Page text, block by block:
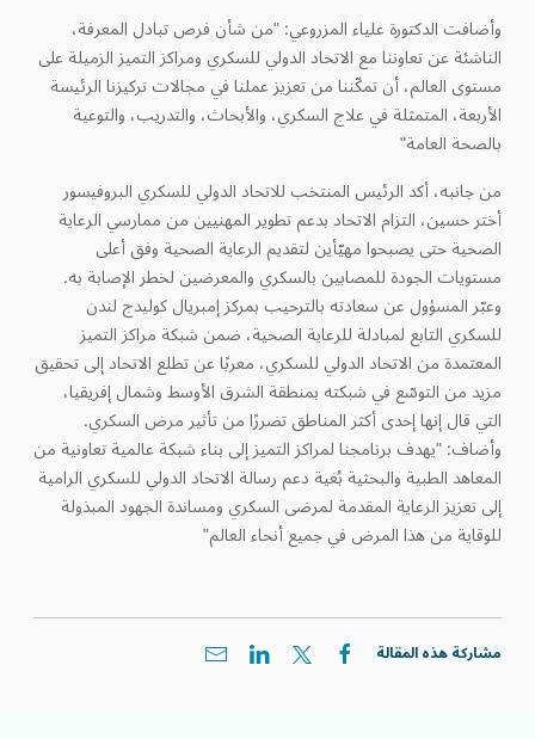
وأضافت الدكتورة علياء المزروعي: "من شأن فرص تبادل المعرفة،
الناشئة عن تعاوننا مع الاتحاد الدولي للسكري ومراكز التميز الزميلة على
مستوى العالم، أن تمكّننا من تعزيز عملنا في مجالات تركيزنا الرئيسة
الأربعة، المتمثلة في علاج السكري، والأبحاث، والتدريب، والتوعية
بالصحة العامة"
من جانبه، أكد الرئيس المنتخب للاتحاد الدولي للسكري البروفيسور
أختر حسين، التزام الاتحاد بدعم تطوير المهنيين من ممارسي الرعاية
الصحية حتى يصبحوا مهيّأين لتقديم الرعاية الصحية وفق أعلى
مستويات الجودة للمصابين بالسكري والمعرضين لخطر الإصابة به.
وعبّر المسؤول عن سعادته بالترحيب بمركز إمبريال كوليدج لندن
للسكري التابع لمبادلة للرعاية الصحية، ضمن شبكة مراكز التميز
المعتمدة من الاتحاد الدولي للسكري، معربًا عن تطلع الاتحاد إلى تحقيق
مزيد من التوسّع في شبكته بمنطقة الشرق الأوسط وشمال إفريقيا،
التي قال إنها إحدى أكثر المناطق تضررًا من تأثير مرض السكري.
وأضاف: "يهدف برنامجنا لمراكز التميز إلى بناء شبكة عالمية تعاونية من
المعاهد الطبية والبحثية بُغية دعم رسالة الاتحاد الدولي للسكري الرامية
إلى تعزيز الرعاية المقدمة لمرضى السكري ومساندة الجهود المبذولة
للوقاية من هذا المرض في جميع أنحاء العالم"
مشاركة هذه المقالة